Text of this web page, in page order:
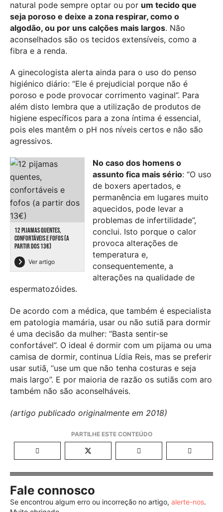
natural pode sempre optar ou por um tecido que
seja poroso e deixe a zona respirar, como o
algodão, ou por uns calções mais largos. Não
aconselhados são os tecidos extensíveis, como a
fibra e a renda.
A ginecologista alerta ainda para o uso do penso
higiénico diário: “Ele é prejudicial porque não é
poroso e pode provocar corrimento vaginal”. Para
além disto lembra que a utilização de produtos de
higiene específicos para a zona íntima é essencial,
pois eles mantêm o pH nos níveis certos e não são
agressivos.
12 PIJAMAS QUENTES,
CONFORTÁVEIS E FOFOS (A
PARTIR DOS 13€)
Ver artigo
No caso dos homens o
assunto fica mais sério: “O uso
de boxers apertados, e
permanência em lugares muito
aquecidos, pode levar a
problemas de infertilidade”,
conclui. Isto porque o calor
provoca alterações de
temperatura e,
consequentemente, a
alterações na qualidade de
espermatozóides.
De acordo com a médica, que também é especialista
em patologia mamária, usar ou não sutiã para dormir
é uma decisão da mulher: “Basta sentir-se
confortável”. O ideal é dormir com um pijama ou uma
camisa de dormir, continua Lídia Reis, mas se preferir
usar sutiã, “use um que não tenha costuras e seja
mais largo”. E por maioria de razão os sutiãs com aro
também não são aconselháveis.
(artigo publicado originalmente em 2018)
Fale connosco
Se encontrou algum erro ou incorreção no artigo, alerte-nos.